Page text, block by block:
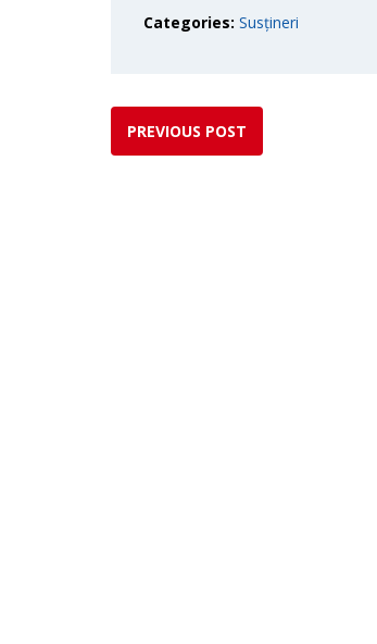
Categories: Susțineri
PREVIOUS POST